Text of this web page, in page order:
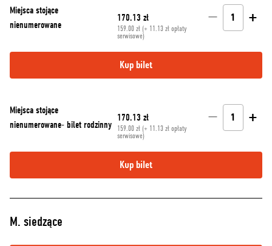
Miejsca stojące
nienumerowane
170.13 zł
159.00 zł (+ 11.13 zł opłaty
serwisowe)
− 1 +
Kup bilet
Miejsca stojące
nienumerowane- bilet rodzinny
170.13 zł
159.00 zł (+ 11.13 zł opłaty
serwisowe)
− 1 +
Kup bilet
M. siedzące